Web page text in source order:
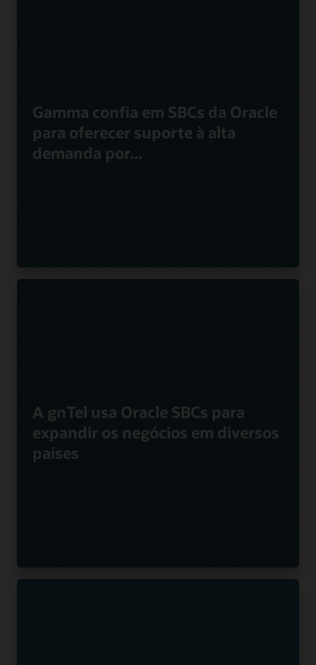
Gamma confia em SBCs da Oracle
para oferecer suporte à alta
demanda por...
A gnTel usa Oracle SBCs para
expandir os negócios em diversos
países